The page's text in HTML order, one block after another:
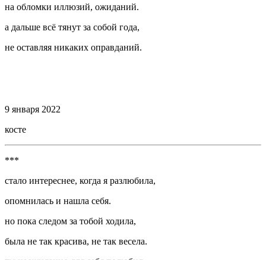
на обломки иллюзий, ожиданий.
а дальше всё тянут за собой года,
не оставляя никаких оправданий.
9 января 2022
косте
***
стало интереснее, когда я разлюбила,
опомнилась и нашла себя.
но пока следом за тобой ходила,
была не так красива, не так весела.